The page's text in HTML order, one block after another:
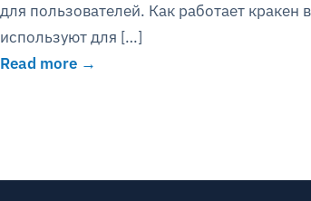
для пользователей. Как работает
используют для […]
Read more →